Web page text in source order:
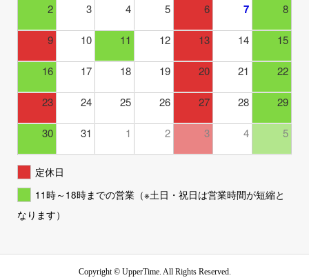
2 3 4 5 6 7 8
9 10 11 12 13 14 15
16 17 18 19 20 21 22
23 24 25 26 27 28 29
30 31 1 2 3 4 5
定休日
11時～18時までの営業（※土日・祝日は営業時間が短縮と
なります）
Copyright ©UpperTime. All Rights Reserved.